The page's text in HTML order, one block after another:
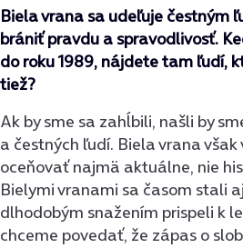
Biela vrana sa udeľuje čestným
brániť pravdu a spravodlivosť.
do roku 1989, nájdete tam ľudí,
tiež?
Ak by sme sa zahĺbili, našli by
a čestných ľudí. Biela vrana
oceňovať najmä aktuálne, nie
Bielymi vranami sa časom stali
dlhodobým snažením prispeli k
chceme povedať, že zápas o